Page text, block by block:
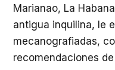
Marianao, La
antigua inquilina, le
mecanografiadas,
recomendaciones